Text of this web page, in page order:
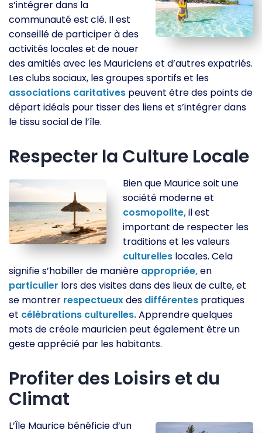
s’intégrer dans la
communauté est clé. Il est
conseillé de participer à des
activités locales et de nouer
des amitiés avec les Mauriciens et d’autres expatriés.
Les clubs sociaux, les groupes sportifs et les
associations caritatives peuvent être des points de
départ idéals pour tisser des liens et s’intégrer dans
le tissu social de l’île.
Respecter la Culture Locale
Bien que Maurice soit une
société moderne et
cosmopolite,il est
important de respecter les
traditions et les valeurs
culturelles locales. Cela
signifie s’habiller de manière appropriée,en
particulier lors des visites dans des lieux de culte, et
se montrer respectueuxdes différentes pratiques
et célébrations culturelles.Apprendre quelques
mots de créole mauricien peut également être un
geste apprécié par les habitants.
Profiter des Loisirs et du
Climat
L’Île Maurice bénéficie d’un